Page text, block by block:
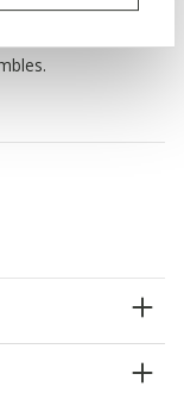
doses. With a